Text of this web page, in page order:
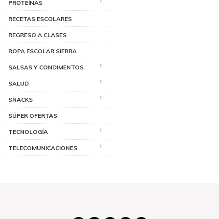
PROTEÍNAS
RECETAS ESCOLARES
REGRESO A CLASES
ROPA ESCOLAR SIERRA
SALSAS Y CONDIMENTOS
SALUD
SNACKS
SÚPER OFERTAS
TECNOLOGÍA
TELECOMUNICACIONES